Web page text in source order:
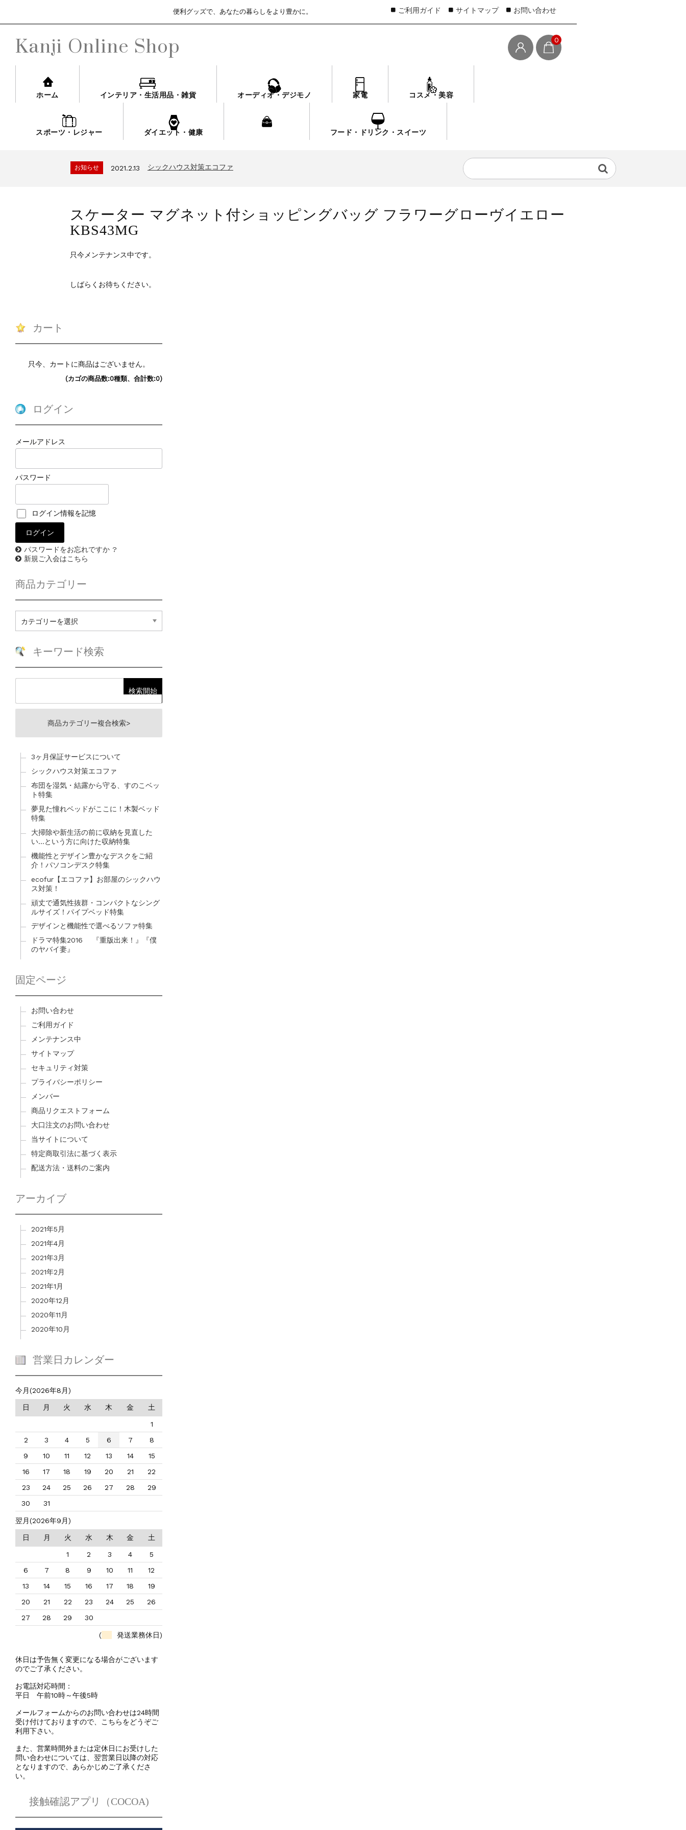
便利グッズで、あなたの暮らしをより豊かに。
Kanji Online Shop 0
ホーム インテリア・生活用品・雑貨 オーディオ・デジモノ 家電 コスメ・美容
スポーツ・レジャー ダイエット・健康 フード・ドリンク・スイーツ
ご利用ガイド サイトマップ お問い合わせ
お知らせ シックハウス対策エコファ
お知らせ 2021.2.13 シックハウス対策エコファ
スケーター マグネット付ショッピングバッグ フラワーグローヴイエロー
KBS43MG
只今メンテナンス中です。
しばらくお待ちください。
カート
只今、カートに商品はございません。
(カゴの商品数:0種類、合計数:0)
ログイン
メールアドレス
パスワード
ログイン情報を記憶
パスワードをお忘れですか ?
新規ご入会はこちら
商品カテゴリー
品
カ
ゴ
ー
キーワード検索
商品カテゴリー複合検索>
3ヶ月保証サービスについて
シックハウス対策エコファ
布団を湿気・結露から守る、すのこベッ
ト特集
夢見た憧れベッドがここに！木製ベッド
特集
大掃除や新生活の前に収納を見直した
い…という方に向けた収納特集
機能性とデザイン豊かなデスクをご紹
介！パソコンデスク特集
ecofur【エコファ】お部屋のシックハウ
ス対策！
頑丈で通気性抜群・コンパクトなシング
ルサイズ！パイプベッド特集
デザインと機能性で選べるソファ特集
ドラマ特集2016 『重版出来！』『僕
のヤバイ妻』
固定ページ
お問い合わせ
ご利用ガイド
メンテナンス中
サイトマップ
セキュリティ対策
プライバシーポリシー
メンバー
商品リクエストフォーム
大口注文のお問い合わせ
当サイトについて
特定商取引法に基づく表示
配送方法・送料のご案内
アーカイブ
2021年5月
2021年4月
2021年3月
2021年2月
2021年1月
2020年12月
2020年11月
2020年10月
営業日カレンダー
今月(2026年8月)
日 月 火 水 木 金 土
1
2
3 4 5 6 7
8
9
10 11 12 13 14
15
16
17 18 19 20 21
22
23
24 25 26 27 28
29
30
31
翌月(2026年9月)
日 月 火 水 木 金 土
1 2 3 4
5
6
7 8 9 10 11
12
13
14 15 16 17 18
19
20
21 22 23 24 25
26
27
28 29 30
( 発送業務休日)
休日は予告無く変更になる場合がございます
のでご了承ください。
お電話対応時間：
平日 午前10時～午後5時
メールフォームからのお問い合わせは24時間
受け付けておりますので、こちらをどうぞご
利用下さい。
また、営業時間外または定休日にお受けした
問い合わせについては、翌営業日以降の対応
となりますので、あらかじめご了承くださ
い。
接触確認アプリ（COCOA)